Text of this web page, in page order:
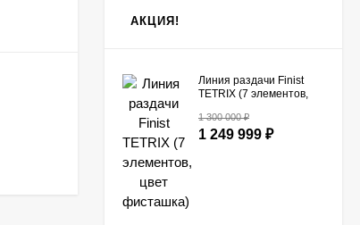
АКЦИЯ!
Линия раздачи Finist
TETRIX (7 элементов,
1 300 000₽
1 249 999 ₽